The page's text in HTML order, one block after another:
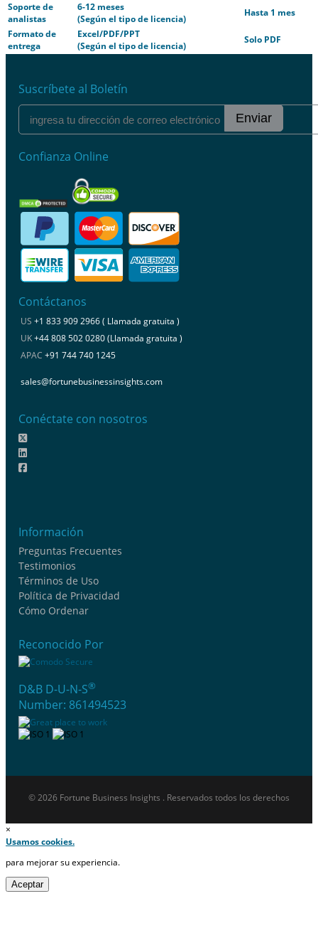
Soporte de
analistas
6-12 meses
(Según el tipo de licencia)
Hasta 1 mes
Formato de
entrega
Excel/PDF/PPT
(Según el tipo de licencia)
Solo PDF
Suscríbete al Boletín
Enviar
Confianza Online
Contáctanos
US +1 833 909 2966 ( Llamada gratuita )
UK+44 808 502 0280 (Llamada gratuita )
APAC +91 744 740 1245
sales@fortunebusinessinsights.com
Conéctate con nosotros
Información
Preguntas Frecuentes
Testimonios
Términos de Uso
Política de Privacidad
Cómo Ordenar
Reconocido Por
D&B D-U-N-S®
Number: 861494523
© 2026 Fortune Business Insights . Reservados todos los derechos
×
Usamos cookies.
para mejorar su experiencia.
Aceptar